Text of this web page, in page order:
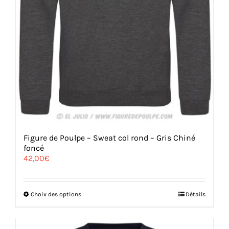
Figure de Poulpe – Sweat col rond – Gris Chiné
foncé
42,00€
Choix des optionsCe
plusieurs
Détails